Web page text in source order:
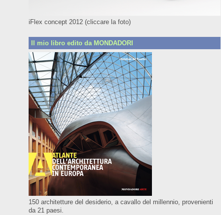
iFlex concept 2012 (cliccare la foto)
Il mio libro edito da MONDADORI
150 architetture del desiderio, a cavallo del millennio, provenienti
da 21 paesi.